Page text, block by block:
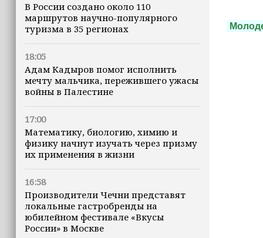
В России создано около 110
маршрутов научно-популярного
туризма в 35 регионах
18:05
Адам Кадыров помог исполнить
мечту мальчика, пережившего ужасы
войны в Палестине
17:00
Математику, биологию, химию и
физику начнут изучать через призму
их применения в жизни
16:58
Производители Чечни представят
локальные гастробренды на
юбилейном фестивале «Вкусы
России» в Москве